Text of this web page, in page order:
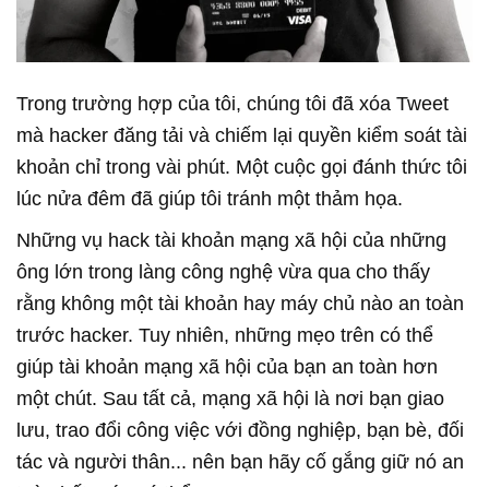
Trong trường hợp của tôi, chúng tôi đã xóa Tweet
mà hacker đăng tải và chiếm lại quyền kiểm soát tài
khoản chỉ trong vài phút. Một cuộc gọi đánh thức tôi
lúc nửa đêm đã giúp tôi tránh một thảm họa.
Những vụ hack tài khoản mạng xã hội của những
ông lớn trong làng công nghệ vừa qua cho thấy
rằng không một tài khoản hay máy chủ nào an toàn
trước hacker. Tuy nhiên, những mẹo trên có thể
giúp tài khoản mạng xã hội của bạn an toàn hơn
một chút. Sau tất cả, mạng xã hội là nơi bạn giao
lưu, trao đổi công việc với đồng nghiệp, bạn bè, đối
tác và người thân... nên bạn hãy cố gắng giữ nó an